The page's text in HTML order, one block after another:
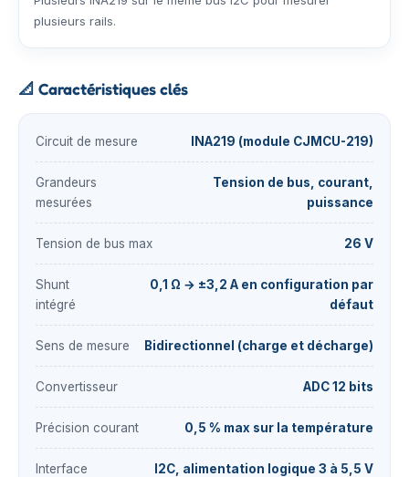
plusieurs rails.
📐 Caractéristiques clés
Circuit de mesure INA219 (module CJMCU-219)
Grandeurs
mesurées
Tension de bus, courant,
puissance
Tension de bus max 26 V
Shunt
intégré
0,1 Ω → ±3,2 A en configuration par
défaut
Sens de mesure Bidirectionnel (charge et décharge)
Convertisseur ADC 12 bits
Précision courant 0,5 % max sur la température
Interface I2C, alimentation logique 3 à 5,5 V